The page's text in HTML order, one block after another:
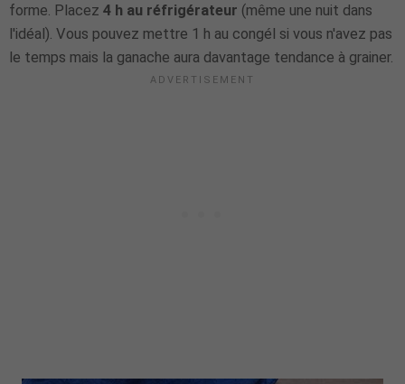
forme. Placez 4 h au réfrigérateur (même une nuit dans
l'idéal). Vous pouvez mettre 1 h au congél si vous n'avez pas
le temps mais la ganache aura davantage tendance à grainer.